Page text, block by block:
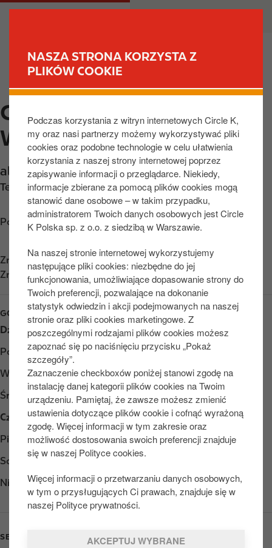
NASZA STRONA KORZYSTA Z
PLIKÓW COOKIE
Podczas korzystania z witryn internetowych Circle K,
my oraz nasi partnerzy możemy wykorzystywać pliki
cookies oraz podobne technologie w celu ułatwienia
korzystania z naszej strony internetowej poprzez
zapisywanie informacji o przeglądarce. Niekiedy,
informacje zbierane za pomocą plików cookies mogą
stanowić dane osobowe – w takim przypadku,
administratorem Twoich danych osobowych jest Circle
K Polska sp. z o.o. z siedzibą w Warszawie.
Na naszej stronie internetowej wykorzystujemy
następujące pliki cookies: niezbędne do jej
funkcjonowania, umożliwiające dopasowanie strony do
Twoich preferencji, pozwalające na dokonanie
statystyk odwiedzin i akcji podejmowanych na naszej
stronie oraz pliki cookies marketingowe. Z
poszczególnymi rodzajami plików cookies możesz
zapoznać się po naciśnięciu przycisku „Pokaż
szczegóły”.
Zaznaczenie checkboxów poniżej stanowi zgodę na
instalację danej kategorii plików cookies na Twoim
urządzeniu. Pamiętaj, że zawsze możesz zmienić
ustawienia dotyczące plików cookie i cofnąć wyrażoną
zgodę. Więcej informacji w tym zakresie oraz
możliwość dostosowania swoich preferencji znajduje
się w naszej Polityce cookies.
Więcej informacji o przetwarzaniu danych osobowych,
w tym o przysługujących Ci prawach, znajduje się w
naszej Polityce prywatności.
AKCEPTUJ WYBRANE
d
o
t
e
ś
M
v
CIRCLE K TARNOBRZEG,
WARSZAWSKA
al. Warszawska 178,Tarnobrzeg,39-400
Telefon: +48158220469
Poznaj wskazówki dojazdu
Znajdź nas naApp Store
Znajdź nas na Google Play
GODZINY OTWARCIA
Dzień
Opening hours
Poniedziałek
Otwarte 24/7
Wtorek
Otwarte 24/7
Środa
Otwarte 24/7
Czwartek
Otwarte 24/7
Piątek
Otwarte 24/7
Sobota
Niedziela
Otwarte 24/7
SERVICES